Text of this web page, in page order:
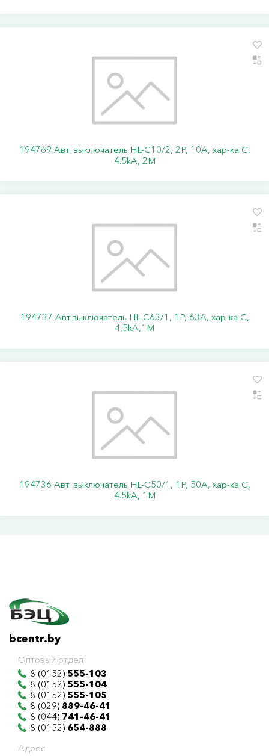
194769 Авт. выключатель HL-C10/2, 2P, 10A, хар-ка C,
4.5kA, 2M
194737 Авт.выключатель HL-C63/1, 1Р, 63А, хар-ка С,
4,5kA,1M
194736 Авт. выключатель HL-C50/1, 1P, 50A, хар-ка C,
4.5kA, 1M
bcentr.by
Оптовый отдел:
8 (0152) 555-103
8 (0152) 555-104
8 (0152) 555-105
8 (029) 889-46-41
8 (044) 741-46-41
8 (0152) 654-888
Адрес: